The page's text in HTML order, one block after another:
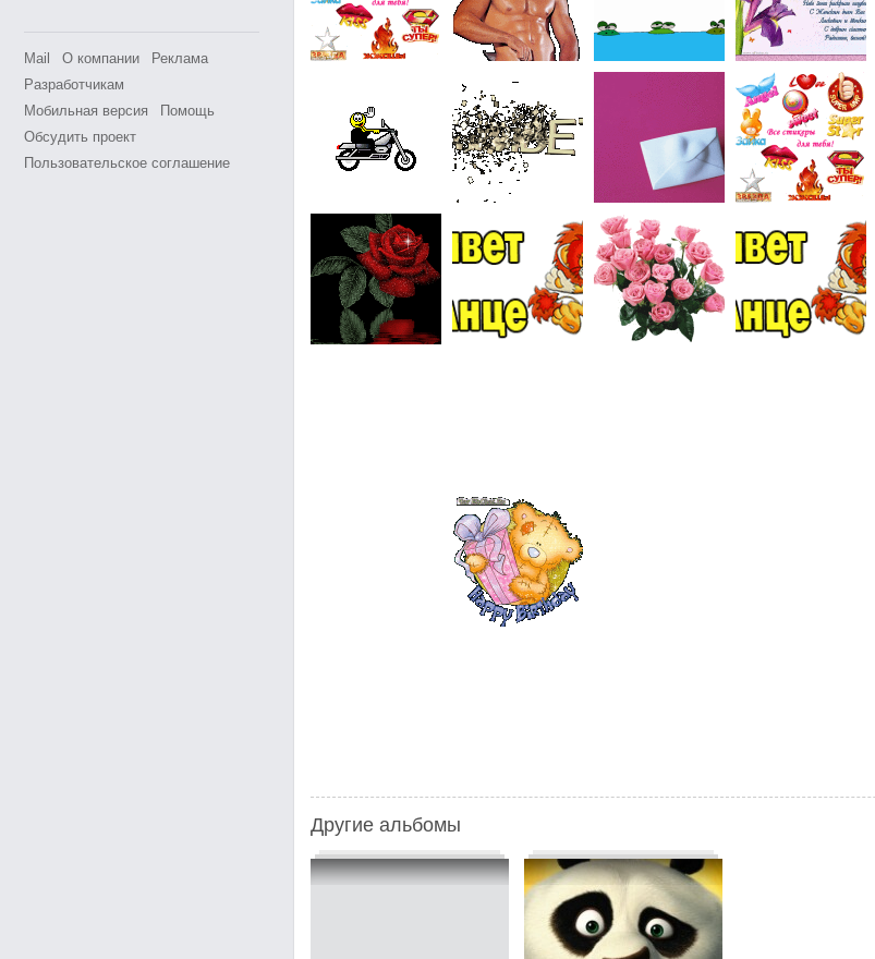
Mail О компании
Реклама
Разработчикам
Мобильная версия
Помощь
Обсудить проект
Пользовательское соглашение
Другие альбомы